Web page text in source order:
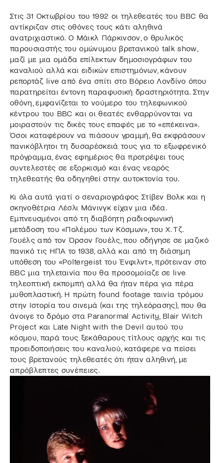
Στις 31 Οκτωβρίου του 1992 οι τηλεθεατές του BBC θα
αντίκριζαν στις οθόνες τους κάτι αληθινά
ανατριχιαστικό. Ο Μάικλ Πάρκινσον, ο θρυλικός
παρουσιαστής του ομώνυμου βρετανικού talk show,
μαζί με μια ομάδα επίλεκτων δημοσιογράφων του
καναλιού αλλά και ειδικών επιστημόνων, κάνουν
ρεπορτάζ live από ένα σπίτι στο Βόρειο Λονδίνο όπου
παρατηρείται έντονη παραφυσική δραστηριότητα. Στην
οθόνη, εμφανίζεται το νούμερο του τηλεφωνικού
κέντρου του BBC και οι θεατές ενθαρρύνονται να
μοιραστούν τις δικές τους επαφές με το «επέκεινα».
Όσοι καταφέρουν να πιάσουν γραμμή, θα εκφράσουν
πανικόβλητοι τη δυσαρέσκειά τους για το εξωφρενικό
πρόγραμμα, ένας εφημέριος θα προτρέψει τους
συντελεστές σε εξορκισμό και ένας νεαρός
τηλεθεατής θα οδηγηθεί στην αυτοκτονία του.
Κι όλα αυτά γιατί ο σεναριογράφος Στίβεν Βολκ και η
σκηνοθέτρια Λέσλι Μάνινγκ είχαν μια ιδέα.
Εμπνευσμένοι από τη διαβόητη ραδιοφωνική
μετάδοση του «Πολέμου των Κόσμων», του Χ. Τζ.
Γουέλς από τον Όρσον Γουέλς, που οδήγησε σε μαζικό
πανικό τις ΗΠΑ το 1938, αλλά και από τη διάσημη
υπόθεση του «Poltergeist του Ένφιλντ», πρότειναν στο
BBC μια τηλεταινία που θα προσομοίαζε σε live
τηλεοπτική εκπομπή αλλά θα ήταν πέρα για πέρα
μυθοπλαστική. Η πρώτη found footage ταινία τρόμου
στην Ιστορία του σινεμά (και της τηλεόρασης), που θα
άνοιγε το δρόμο στα Paranormal Activity, Blair Witch
Project και Late Night with the Devil αυτού του
κόσμου, παρά τους ξεκάθαρους τίτλους αρχής και τις
προειδοποιήσεις του καναλιού, κατάφερε να πείσει
τους βρετανούς τηλεθεατές ότι ήταν αληθινή, με
απρόβλεπτες συνέπειες.